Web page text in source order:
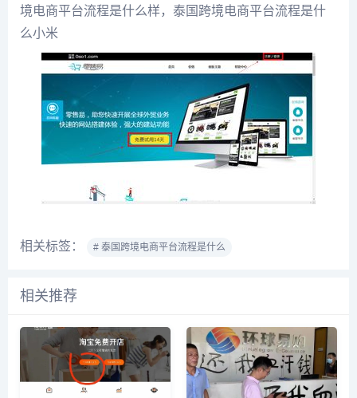
境电商平台流程是什么样，泰国跨境电商平台流程是什
么小米
相关标签： # 泰国跨境电商平台流程是什么
相关推荐